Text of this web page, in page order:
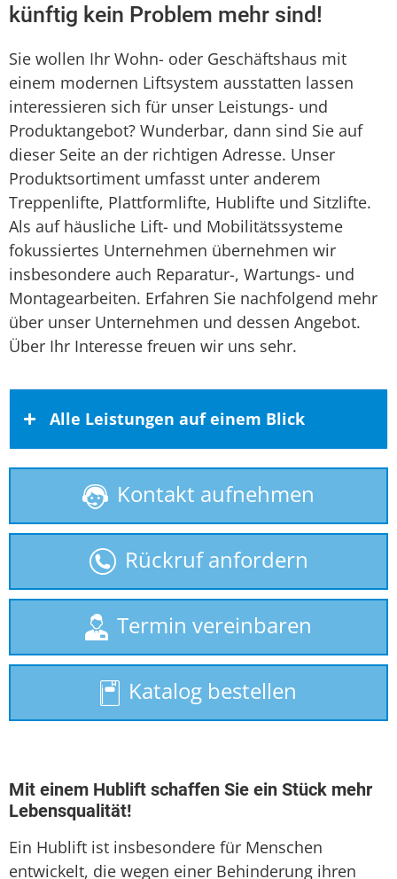
künftig kein Problem mehr sind!
Sie wollen Ihr Wohn- oder Geschäftshaus mit
einem modernen Liftsystem ausstatten lassen
interessieren sich für unser Leistungs- und
Produktangebot? Wunderbar, dann sind Sie auf
dieser Seite an der richtigen Adresse. Unser
Produktsortiment umfasst unter anderem
Treppenlifte, Plattformlifte, Hublifte und Sitzlifte.
Als auf häusliche Lift- und Mobilitätssysteme
fokussiertes Unternehmen übernehmen wir
insbesondere auch Reparatur-, Wartungs- und
Montagearbeiten. Erfahren Sie nachfolgend mehr
über unser Unternehmen und dessen Angebot.
Über Ihr Interesse freuen wir uns sehr.
Alle Leistungen auf einem Blick
Behindertenlift
gebrauchte Treppenlifte
Homelift
Plattformlift
Rollstuhllift
Seniorenlift
Treppenaufzug
Treppenlift
Treppenlift mieten
Kontakt aufnehmen
Rückruf anfordern
Termin vereinbaren
Katalog bestellen
Mit einem Hublift schaffen Sie ein Stück mehr
Lebensqualität!
Ein Hublift ist insbesondere für Menschen
entwickelt, die wegen einer Behinderung ihren